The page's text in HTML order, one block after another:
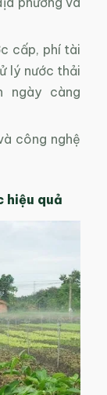
cấp, phí tài
lý nước thải
ngày càng
công nghệ
hiệu quả